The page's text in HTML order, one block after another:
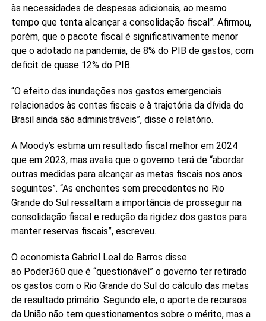
às necessidades de despesas adicionais, ao mesmo
tempo que tenta alcançar a consolidação fiscal”. Afirmou,
porém, que o pacote fiscal é significativamente menor
que o adotado na pandemia, de 8% do PIB de gastos, com
deficit de quase 12% do PIB.
“O efeito das inundações nos gastos emergenciais
relacionados às contas fiscais e à trajetória da dívida do
Brasil ainda são administráveis”, disse o relatório.
A Moody’s estima um resultado fiscal melhor em 2024
que em 2023, mas avalia que o governo terá de “abordar
outras medidas para alcançar as metas fiscais nos anos
seguintes”. “As enchentes sem precedentes no Rio
Grande do Sul ressaltam a importância de prosseguir na
consolidação fiscal e redução da rigidez dos gastos para
manter reservas fiscais”, escreveu.
O economista Gabriel Leal de Barros disse
ao Poder360 que é “questionável” o governo ter retirado
os gastos com o Rio Grande do Sul do cálculo das metas
de resultado primário. Segundo ele, o aporte de recursos
da União não tem questionamentos sobre o mérito, mas a